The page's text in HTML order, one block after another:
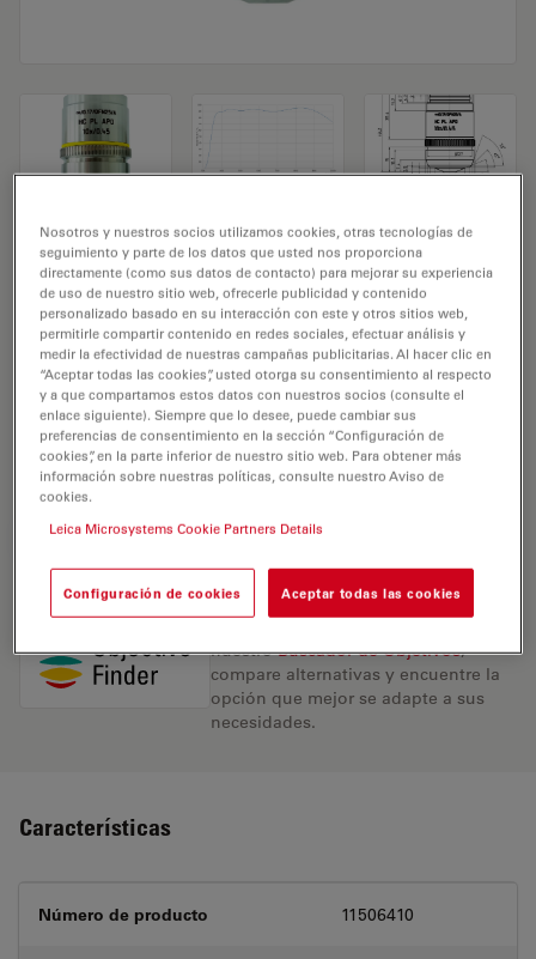
Objetivo de microscopio HC PL APO
10x/0,45
N.º de producto 11506410
El objetivo HC PL APO 10x/0,45 tiene un aumento de
10X y una apertura numérica de 0,45mm. Para uso en
medio seco y con una rosca de objetivo de M25 con
una distancia de trabajo libre de 0,3 mm y un FN de 20.
REQUEST FOR QUOTE
nuestroBuscador de Objetivos,
compare alternativas y encuentre la
opción que mejor se adapte a sus
necesidades.
Características
Número de producto 11506410
Nosotros y nuestros socios utilizamos cookies, otras tecnologías de
seguimiento y parte de los datos que usted nos proporciona
directamente (como sus datos de contacto) para mejorar su experiencia
de uso de nuestro sitio web, ofrecerle publicidad y contenido
personalizado basado en su interacción con este y otros sitios web,
permitirle compartir contenido en redes sociales, efectuar análisis y
medir la efectividad de nuestras campañas publicitarias. Al hacer clic en
“Aceptar todas las cookies”, usted otorga su consentimiento al respecto
y a que compartamos estos datos con nuestros socios (consulte el
enlace siguiente). Siempre que lo desee, puede cambiar sus
preferencias de consentimiento en la sección “Configuración de
cookies”, en la parte inferior de nuestro sitio web. Para obtener más
información sobre nuestras políticas, consulte nuestro Aviso de
cookies.
Leica Microsystems Cookie Partners Details
Configuración de cookies Aceptar todas las cookies